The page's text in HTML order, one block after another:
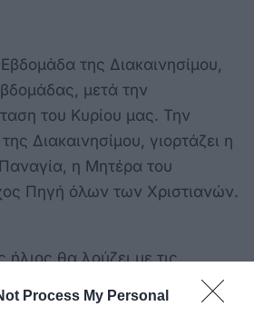
Process My Personal
της Διακαινησίμου,
μετά την
του Κυρίου μας. Την
Διακαινησίμου, γιορτάζει η
η Μητέρα του
Πηγή όλων των Χριστιανών.
ήλιος θα λούζει με τις
ακτίνες του τη γύρω πλάση,
Ανατολή, οι πιστοί